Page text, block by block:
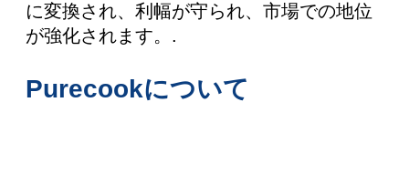
に変換され、利幅が守られ、市場での地位
が強化されます。.
Purecookについて